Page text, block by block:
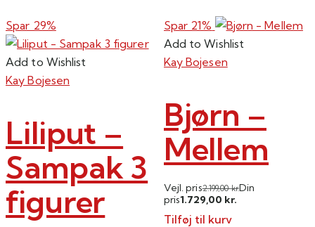
Spar 29%
Add to Wishlist
Kay Bojesen
Liliput –
Sampak 3
figurer
Spar 21%
Add to Wishlist
Kay Bojesen
Bjørn –
Mellem
Vejl. pris2.199,00kr.Din
pris1.729,00 kr.
Tilføj til kurv